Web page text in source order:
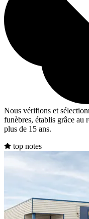
Nous vérifions et
funèbres, établis grâce au
plus de 15 ans.
top notes